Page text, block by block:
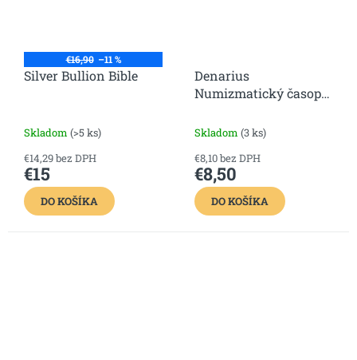
€16,90 –11 %
Silver Bullion Bible
Skladom (>5 ks)
€14,29 bez DPH
€15
DO KOŠÍKA
Denarius
Numizmatický časopis
Skladom (3 ks)
€8,10 bez DPH
€8,50
DO KOŠÍKA